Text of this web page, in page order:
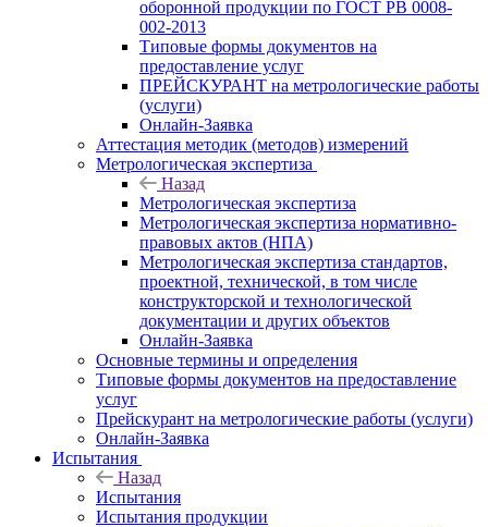
оборонной продукции по ГОСТ РВ 0008-
002-2013
Типовые формы документов на
предоставление услуг
ПРЕЙСКУРАНТ на метрологические работы
(услуги)
Онлайн-Заявка
Аттестация методик (методов) измерений
Метрологическая экспертиза
Назад
Метрологическая экспертиза
Метрологическая экспертиза нормативно-
правовых актов (НПА)
Метрологическая экспертиза стандартов,
проектной, технической, в том числе
конструкторской и технологической
документации и других объектов
Онлайн-Заявка
Основные термины и определения
Типовые формы документов на предоставление
услуг
Прейскурант на метрологические работы (услуги)
Онлайн-Заявка
Испытания
Назад
Испытания
Испытания продукции